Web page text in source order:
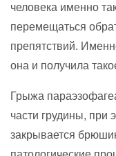
человека именно
перемещаться
препятствий.
она и получила
Грыжа
части грудины,
закрывается